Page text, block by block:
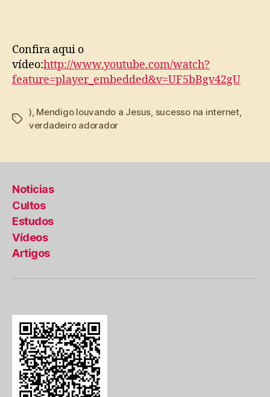
Confira aqui o
vídeo:http://www.youtube.com/watch?
feature=player_embedded&v=UF5bBgv42gU
Tags
) Mendigo louvando a Jesus sucesso na internet,
verdadeiro adorador
Noticias
Cultos
Estudos
Vídeos
Artigos